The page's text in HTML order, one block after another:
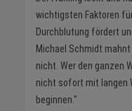
wichtigsten Faktoren
Durchblutung fördert
Michael Schmidt
nicht. Wer den ganzen
nicht sofort mit langen
beginnen."